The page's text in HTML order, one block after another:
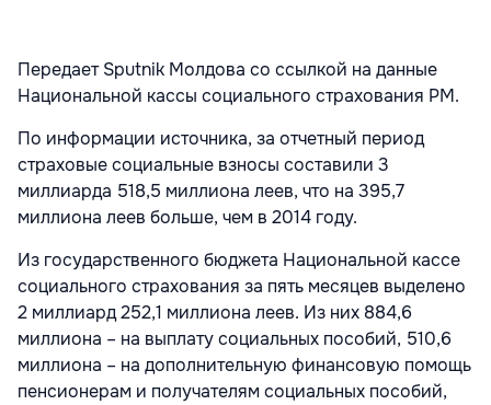
Передает Sputnik Молдова со ссылкой на данные
Национальной кассы социального страхования РМ.
По информации источника, за отчетный период
страховые социальные взносы составили 3
миллиарда 518,5 миллиона леев, что на 395,7
миллиона леев больше, чем в 2014 году.
Из государственного бюджета Национальной кассе
социального страхования за пять месяцев выделено
2 миллиард 252,1 миллиона леев. Из них 884,6
миллиона – на выплату социальных пособий, 510,6
миллиона – на дополнительную финансовую помощь
пенсионерам и получателям социальных пособий,